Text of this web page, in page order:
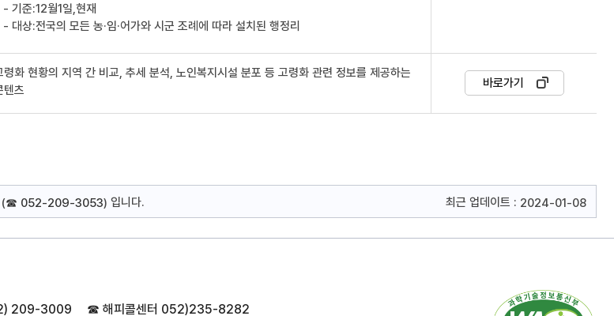
- 기준:12월1일,현재
- 대상:전국의 모든 농·임·어가와 시군 조례에 따라 설치된 행정리
령화 현황의 지역 간 비교, 추세 분석, 노인복지시설 분포 등 고령화 관련 정보를 제공하는
텐츠
바로가기
(☎ 052-209-3053) 입니다. 최근 업데이트 : 2024-01-08
209-3009 ☎ 해피콜센터 052)235-8282